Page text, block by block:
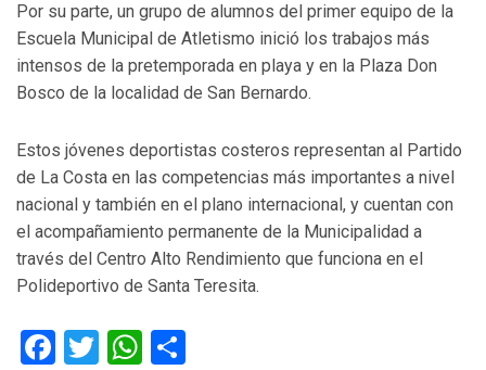
Por su parte, un grupo de alumnos del primer equipo de la
Escuela Municipal de Atletismo inició los trabajos más
intensos de la pretemporada en playa y en la Plaza Don
Bosco de la localidad de San Bernardo.
Estos jóvenes deportistas costeros representan al Partido
de La Costa en las competencias más importantes a nivel
nacional y también en el plano internacional, y cuentan con
el acompañamiento permanente de la Municipalidad a
través del Centro Alto Rendimiento que funciona en el
Polideportivo de Santa Teresita.
Facebook
TwitterWhatsApp